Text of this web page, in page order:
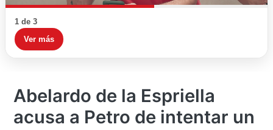
1 de 3
Ver más
Abelardo de la Espriella
acusa a Petro de intentar un